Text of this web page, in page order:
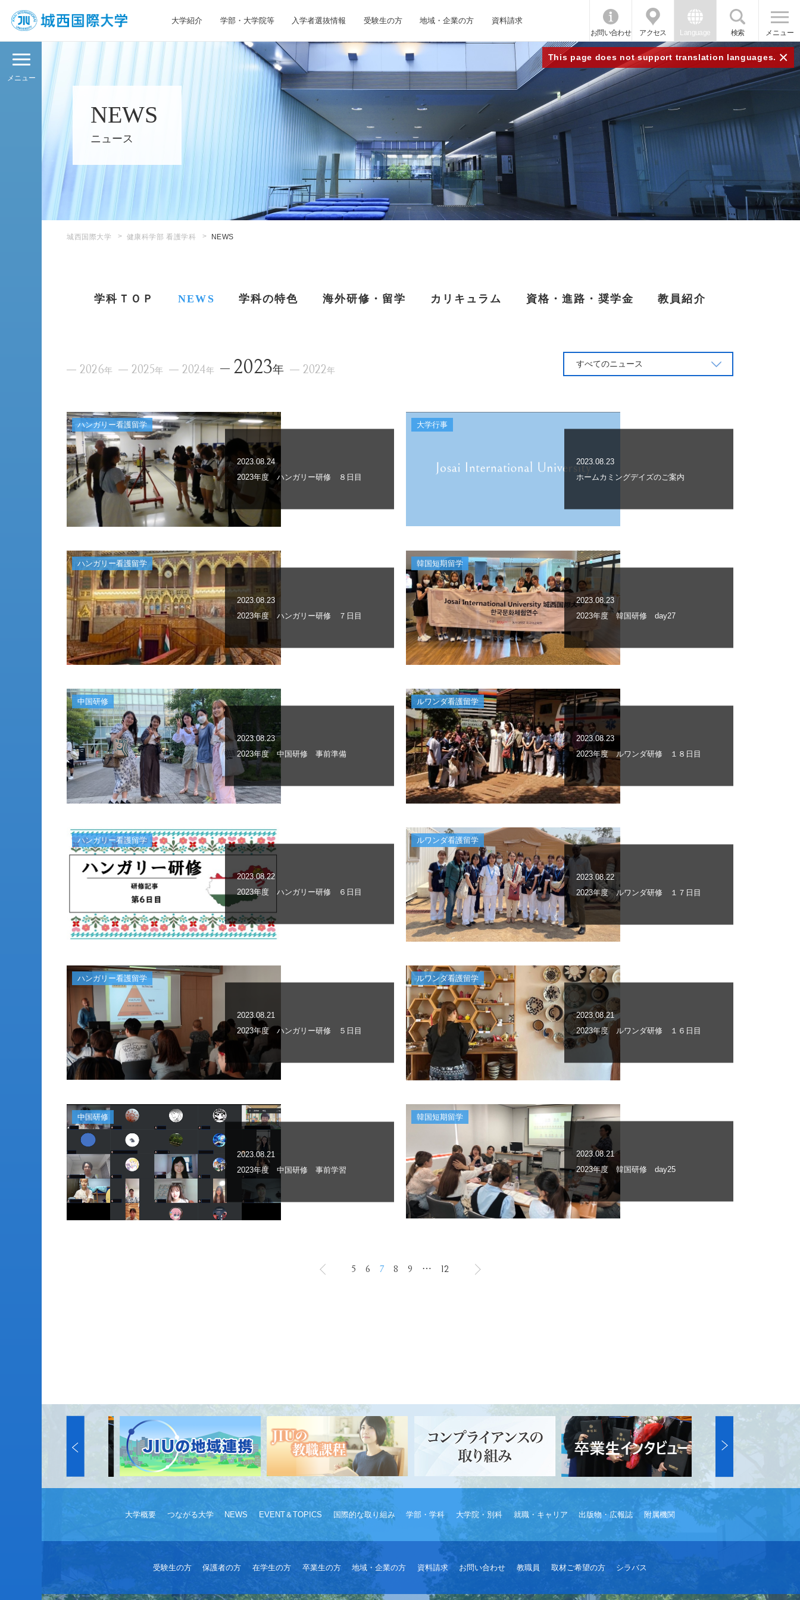
大学紹介 学部・大学院等 入学者選抜情報 受験生の方 地域・企業の方 資料請求
お問い合わせ アクセス Language 検索 メニュー
This page does not support translation languages. ×
メニュー
NEWS
ニュース
城西国際大学 健康科学部 看護学科 NEWS
学科ＴＯＰ NEWS 学科の特色 海外研修・留学 カリキュラム 資格・進路・奨学金 教員紹介
2026年 2025年 2024年 2023年 2022年
すべてのニュース
ハンガリー看護留学
2023.08.24
2023年度 ハンガリー研修 ８日目
大学行事
2023.08.23
ホームカミングデイズのご案内
ハンガリー看護留学
2023.08.23
2023年度 ハンガリー研修 ７日目
韓国短期留学
2023.08.23
2023年度 韓国研修 day27
中国研修
2023.08.23
2023年度 中国研修 事前準備
ルワンダ看護留学
2023.08.23
2023年度 ルワンダ研修 １８日目
ハンガリー看護留学
2023.08.22
2023年度 ハンガリー研修 ６日目
ルワンダ看護留学
2023.08.22
2023年度 ルワンダ研修 １７日目
ハンガリー看護留学
2023.08.21
2023年度 ハンガリー研修 ５日目
ルワンダ看護留学
2023.08.21
2023年度 ルワンダ研修 １６日目
中国研修
2023.08.21
2023年度 中国研修 事前学習
韓国短期留学
2023.08.21
2023年度 韓国研修 day25
5 6 7 8 9 ⋯ 12
大学概要 つながる大学 NEWS EVENT＆TOPICS 国際的な取り組み 学部・学科 大学院・別科 就職・キャリア 出版物・広報誌 附属機関
受験生の方 保護者の方 在学生の方 卒業生の方 地域・企業の方 資料請求 お問い合わせ 教職員 取材ご希望の方 シラバス